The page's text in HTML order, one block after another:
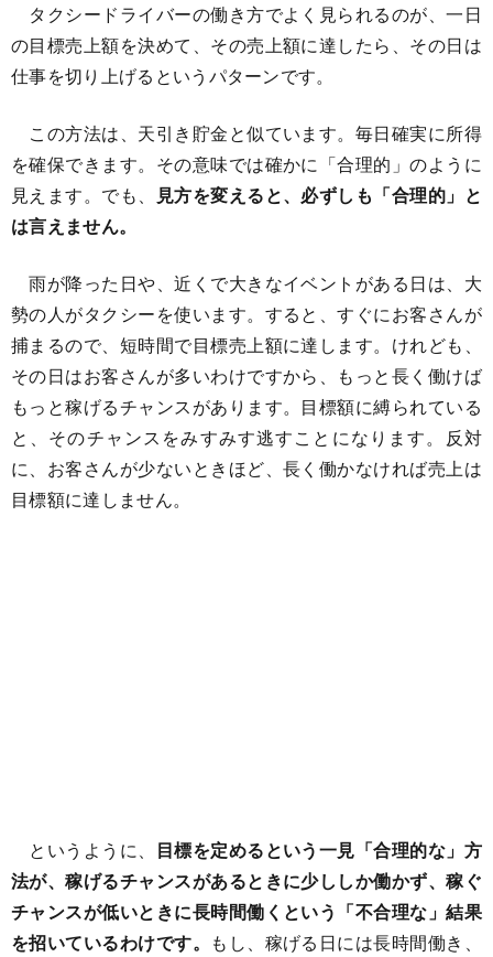
タクシードライバーの働き方でよく見られるのが、一日
の目標売上額を決めて、その売上額に達したら、その日は
仕事を切り上げるというパターンです。
この方法は、天引き貯金と似ています。毎日確実に所得
を確保できます。その意味では確かに「合理的」のように
見えます。でも、
見方を変えると、必ずしも「合理的」と
は言えません。
雨が降った日や、近くで大きなイベントがある日は、大
勢の人がタクシーを使います。すると、すぐにお客さんが
捕まるので、短時間で目標売上額に達します。けれども、
その日はお客さんが多いわけですから、もっと長く働けば
もっと稼げるチャンスがあります。目標額に縛られている
と、そのチャンスをみすみす逃すことになります。反対
に、お客さんが少ないときほど、長く働かなければ売上は
目標額に達しません。
というように、 目標を定めるという一見「合理的な」方
法が、稼げるチャンスがあるときに少ししか働かず、稼ぐ
チャンスが低いときに長時間働くという「不合理な」結果
を招いているわけです。 もし、稼げる日には長時間働き、